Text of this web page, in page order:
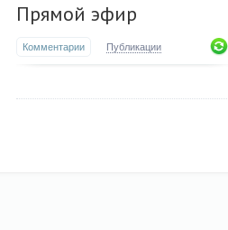
Прямой эфир
Комментарии Публикации